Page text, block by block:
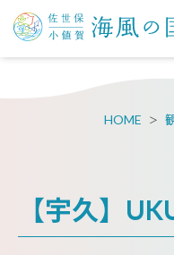
HOME
【宇久】